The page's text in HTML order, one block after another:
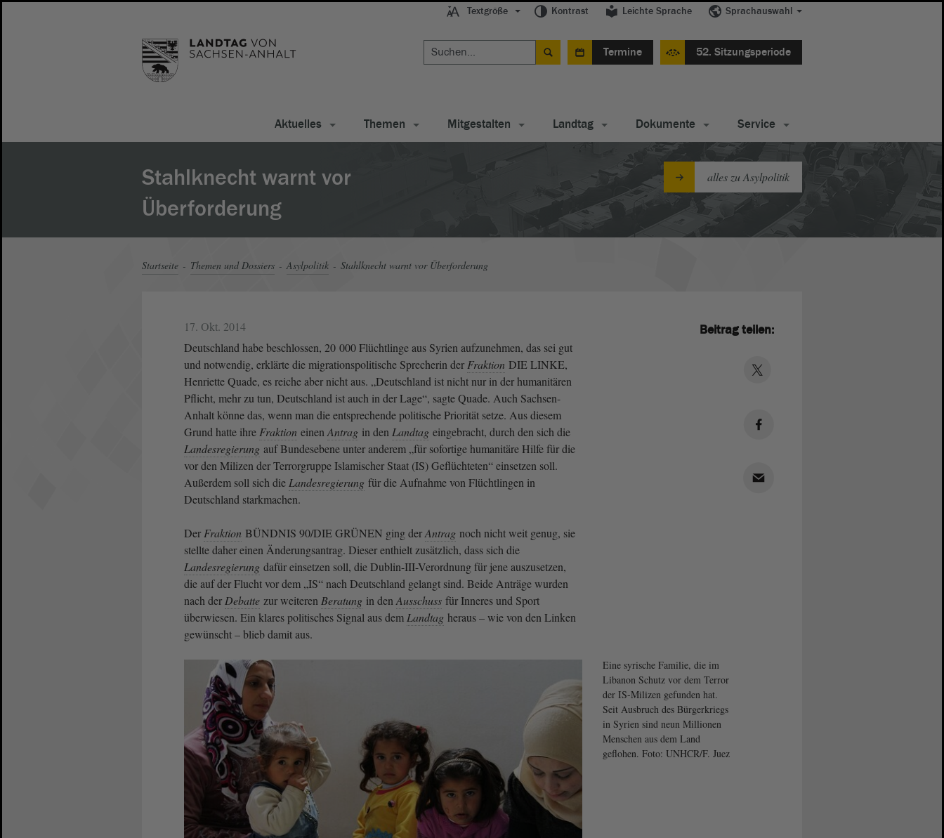
Textgröße Kontrast Leichte Sprache Sprachauswahl
Termine 52. Sitzungsperiode
Aktuelles Themen Mitgestalten Landtag Dokumente Service
Stahlknecht warnt vor
Überforderung
alles zu Asylpolitik
Startseite Themen und Dossiers Asylpolitik Stahlknecht warnt vor Überforderung
17. Okt. 2014
Deutschland habe beschlossen, 20 000 Flüchtlinge aus Syrien aufzunehmen, das sei gut
und notwendig, erklärte die migrationspolitische Sprecherin der Fraktion DIE LINKE,
Henriette Quade, es reiche aber nicht aus. „Deutschland ist nicht nur in der humanitären
Pflicht, mehr zu tun, Deutschland ist auch in der Lage“, sagte Quade. Auch Sachsen-
Anhalt könne das, wenn man die entsprechende politische Priorität setze. Aus diesem
Grund hatte ihre Fraktion einen Antrag in den Landtag eingebracht, durch den sich die
Landesregierung auf Bundesebene unter anderem „für sofortige humanitäre Hilfe für die
vor den Milizen der Terrorgruppe Islamischer Staat (IS) Geflüchteten“ einsetzen soll.
Außerdem soll sich die Landesregierung für die Aufnahme von Flüchtlingen in
Deutschland starkmachen.
Der Fraktion BÜNDNIS 90/DIE GRÜNEN ging derAntrag noch nicht weit genug, sie
stellte daher einen Änderungsantrag. Dieser enthielt zusätzlich, dass sich die
Landesregierung dafür einsetzen soll, die Dublin-III-Verordnung für jene auszusetzen,
die auf der Flucht vor dem „IS“ nach Deutschland gelangt sind. Beide Anträge wurden
nach der Debatte zur weiteren Beratung in den Ausschuss für Inneres und Sport
überwiesen. Ein klares politisches Signal aus dem Landtag heraus – wie von den Linken
gewünscht – blieb damit aus.
Eine syrische Familie, die im
Libanon Schutz vor dem Terror
der IS-Milizen gefunden hat.
Seit Ausbruch des Bürgerkriegs
in Syrien sind neun Millionen
Menschen aus dem Land
geflohen. Foto: UNHCR/F. Juez
Beitrag teilen: